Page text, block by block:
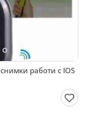
работи с IOS